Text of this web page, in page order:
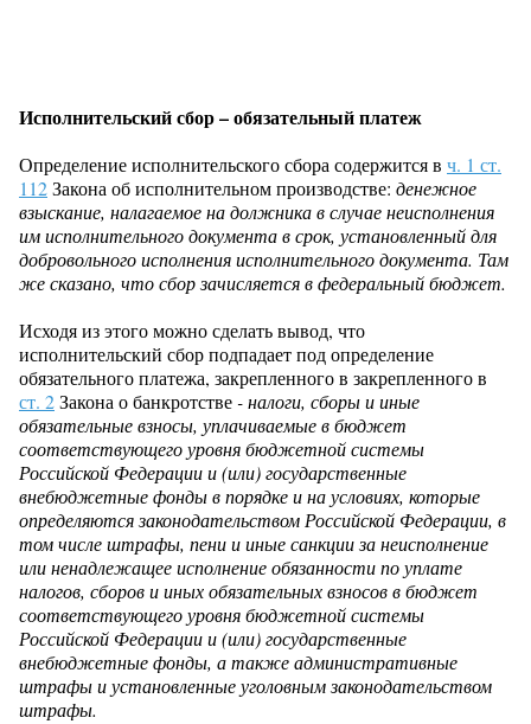
Исполнительский сбор – обязательный платеж
Определение исполнительского сбора содержится в ч. 1 ст.
112Закона об исполнительном производстве: денежное
взыскание, налагаемоена должника в случае неисполнения
им исполнительного документа в срок, установленный для
добровольного исполнения исполнительного документа. Там
же сказано, что сбор зачисляется в федеральный бюджет.
Исходя из этого можно сделать вывод, что
исполнительский сбор подпадает под определение
обязательного платежа, закрепленного в закрепленного в
ст. 2Закона о банкротстве- налоги, сборы и иные
обязательные взносы, уплачиваемые в бюджет
соответствующего уровня бюджетной системы
Российской Федерации и (или) государственные
внебюджетные фонды в порядке и на условиях, которые
определяются законодательством Российской Федерации, в
том числе штрафы, пени и иные санкции за неисполнение
или ненадлежащее исполнение обязанности по уплате
налогов, сборов и иных обязательных взносов в бюджет
соответствующего уровня бюджетной системы
Российской Федерации и (или) государственные
внебюджетные фонды, а также административные
штрафы и установленные уголовным законодательством
штрафы.